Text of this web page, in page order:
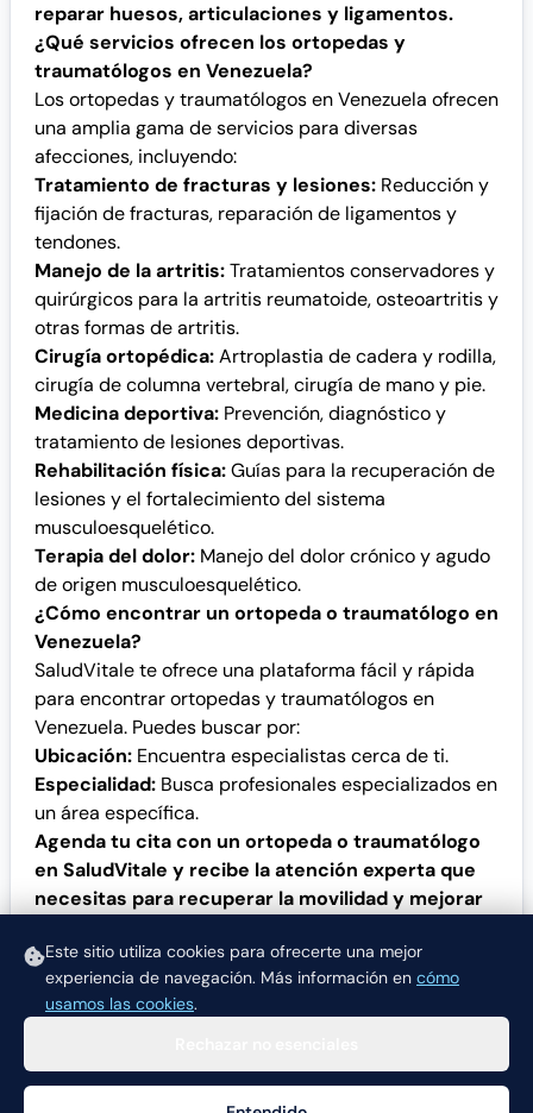
Este sitio utiliza cookies para ofrecerte una mejor
experiencia de navegación. Más información en cómo
usamos las cookies.
reparar huesos, articulaciones y ligamentos.
¿Qué servicios ofrecen los ortopedas y
traumatólogos en Venezuela?
Los ortopedas y traumatólogos en Venezuela ofrecen
una amplia gama de servicios para diversas
afecciones, incluyendo:
Tratamiento de fracturas y lesiones: Reducción y
fijación de fracturas, reparación de ligamentos y
tendones.
Manejo de la artritis:Tratamientos conservadores y
quirúrgicos para la artritis reumatoide, osteoartritis y
otras formas de artritis.
Cirugía ortopédica:Artroplastia de cadera y rodilla,
cirugía de columna vertebral, cirugía de mano y pie.
Medicina deportiva: Prevención, diagnóstico y
tratamiento de lesiones deportivas.
Rehabilitación física:Guías para la recuperación de
lesiones y el fortalecimiento del sistema
musculoesquelético.
Terapia del dolor: Manejo del dolor crónico y agudo
de origen musculoesquelético.
¿Cómo encontrar un ortopeda o traumatólogo en
Venezuela?
SaludVitale te ofrece una plataforma fácil y rápida
para encontrar ortopedas y traumatólogos en
Venezuela. Puedes buscar por:
Ubicación: Encuentra especialistas cerca de ti.
Especialidad: Busca profesionales especializados en
un área específica.
Agenda tu cita con un ortopeda o traumatólogo
en SaludVitale y recibe la atención experta que
necesitas para recuperar la movilidad y mejorar